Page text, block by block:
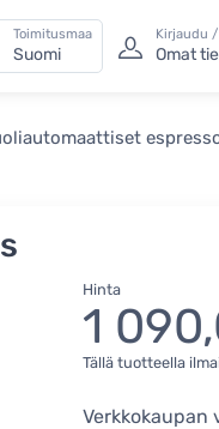
Toimitusmaa
Suomi
Kirjaudu
Omat
Hinta
1
Tällä tuotteella
Verkkokaupan